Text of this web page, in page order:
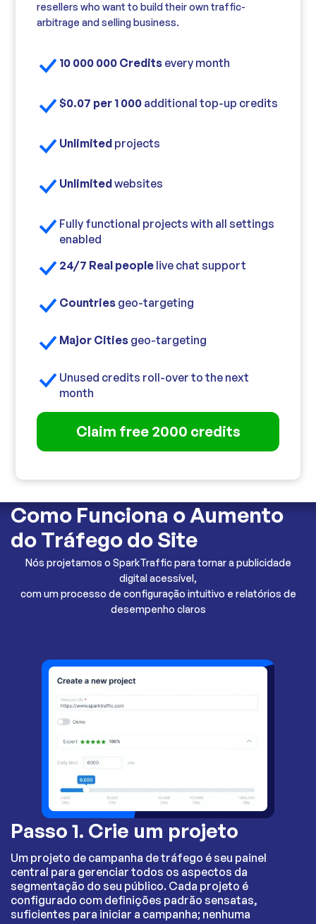
resellers who want to build their own traffic-
arbitrage and selling business.
10 000 000 Credits every month
$0.07 per 1 000 additional top-up credits
Unlimited projects
Unlimitedwebsites
Fully functional projects with all settings
enabled
24/7 Real people live chat support
Countries geo-targeting
Major Cities geo-targeting
Unused credits roll-over to the next
month
Claim free 2000 credits
Como Funciona o Aumento
do Tráfego do Site
Nós projetamos o SparkTraffic para tornar a publicidade
digital acessível,
com um processo de configuração intuitivo e relatórios de
desempenho claros
Passo 1. Crie um projeto
Um projeto de campanha de tráfego é seu painel
central para gerenciar todos os aspectos da
segmentação do seu público. Cada projeto é
configurado com definições padrão sensatas,
suficientes para iniciar a campanha; nenhuma